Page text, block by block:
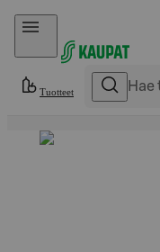
Hyppää sisältöön
Tuotteet